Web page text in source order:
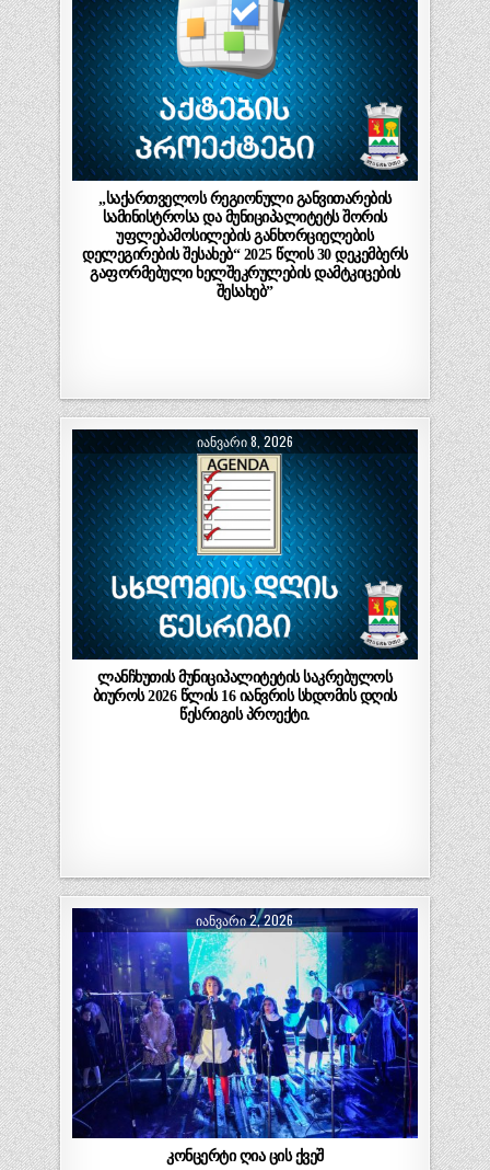
„საქართველოს რეგიონული განვითარების
სამინისტროსა და მუნიციპალიტეტს შორის
უფლებამოსილების განხორციელების
დელეგირების შესახებ“ 2025 წლის 30 დეკემბერს
გაფორმებული ხელშეკრულების დამტკიცების
შესახებ”
ᲘᲐᲜᲕᲐᲠᲘ 8, 2026
ლანჩხუთის მუნიციპალიტეტის საკრებულოს
ბიუროს 2026 წლის 16 იანვრის სხდომის დღის
წესრიგის პროექტი.
ᲘᲐᲜᲕᲐᲠᲘ 2, 2026
კონცერტი ღია ცის ქვეშ